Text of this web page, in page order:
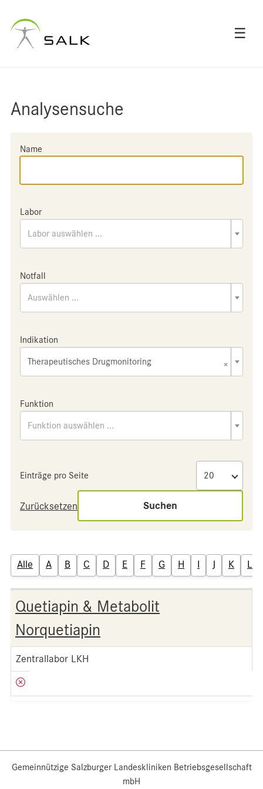
☰
Analysensuche
Name
Labor
Labor auswählen ...
Notfall
Auswählen ...
Indikation
×
Therapeutisches Drugmonitoring
Funktion
Funktion auswählen ...
Einträge pro Seite
Zurücksetzen Suchen
Alle A B C D E F G H I J K L
Quetiapin & Metabolit
Norquetiapin
Zentrallabor LKH
Gemeinnützige Salzburger Landeskliniken Betriebsgesellschaft
mbH